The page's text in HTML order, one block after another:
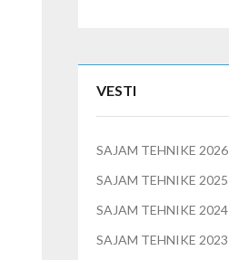
VESTI
SAJAM TEHNIKE 2026
SAJAM TEHNIKE 2025
SAJAM TEHNIKE 2024
SAJAM TEHNIKE 2023